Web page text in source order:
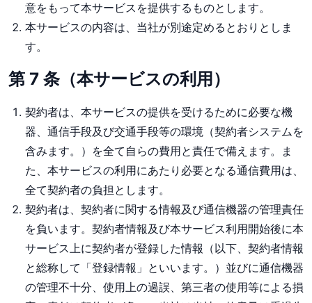
意をもって本サービスを提供するものとします。
本サービスの内容は、当社が別途定めるとおりとしま
す。
第 7 条（本サービスの利用）
契約者は、本サービスの提供を受けるために必要な機
器、通信手段及び交通手段等の環境（契約者システムを
含みます。）を全て自らの費用と責任で備えます。ま
た、本サービスの利用にあたり必要となる通信費用は、
全て契約者の負担とします。
契約者は、契約者に関する情報及び通信機器の管理責任
を負います。契約者情報及び本サービス利用開始後に本
サービス上に契約者が登録した情報（以下、契約者情報
と総称して「登録情報」といいます。）並びに通信機器
の管理不十分、使用上の過誤、第三者の使用等による損